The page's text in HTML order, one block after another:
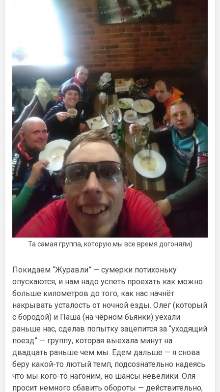
Та самая группа, которую мы все время догоняли)
Покидаем “Журавли” — сумерки потихоньку
опускаются, и нам надо успеть проехать как можно
больше километров до того, как нас начнёт
накрывать усталость от ночной езды. Олег (который
с бородой) и Паша (на чёрном бьянки) уехали
раньше нас, сделав попытку зацепится за “уходящий
поезд” — группу, которая выехала минут на
двадцать раньше чем мы. Едем дальше — я снова
беру какой-то лютый темп, подсознательно надеясь
что мы кого-то нагоним, но шансы невелики. Оля
просит немного сбавить обороты — действительно,